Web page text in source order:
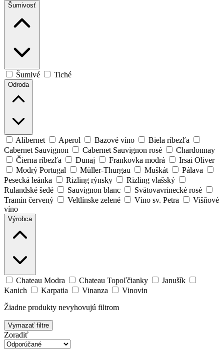
Šumivosť
Šumivé Tiché
Odroda
Alibernet Aperol Bazové víno
Biela ríbezľa
Cabernet Sauvignon
Cabernet Sauvignon rosé
Chardonnay
Čierna ríbezľa
Dunaj Frankovka modrá
Irsai Oliver
Modrý Portugal
Müller-Thurgau Muškát
Pálava
Pesecká leánka
Rizling rýnsky
Rizling vlašský
Rulandské šedé
Sauvignon blanc
Svätovavrinecké rosé
Tramín červený
Veltlínske zelené Víno sv. Petra
Višňové
víno
Výrobca
Chateau Modra Chateau Topoľčianky
Janušík
Kanich
Karpatia Vinanza
Vinovin
Žiadne produkty nevyhovujú filtrom
Vymazať filtre
Zoradiť